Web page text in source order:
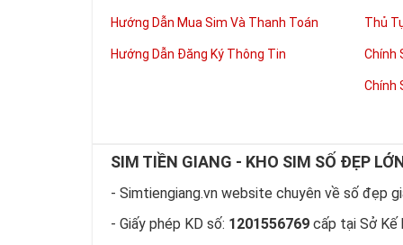
Phát triển
thuận lợi hơn
tiến hơn
hàng ngày
Sim tứ quý 2
hữu dòng sim
hiện “Đẳng
rồi?
Hướng Dẫn Mua Sim Và Thanh Toán
Hướng Dẫn Đăng Ký Thông Tin
Thủ
Chính
Chính
SIM TIỀN GIANG - KHO SIM SỐ ĐẸP
- Simtiengiang.vn website chuyên về số đẹp
- Giấy phép KD số: 1201556769 cấp tại Sở Kế